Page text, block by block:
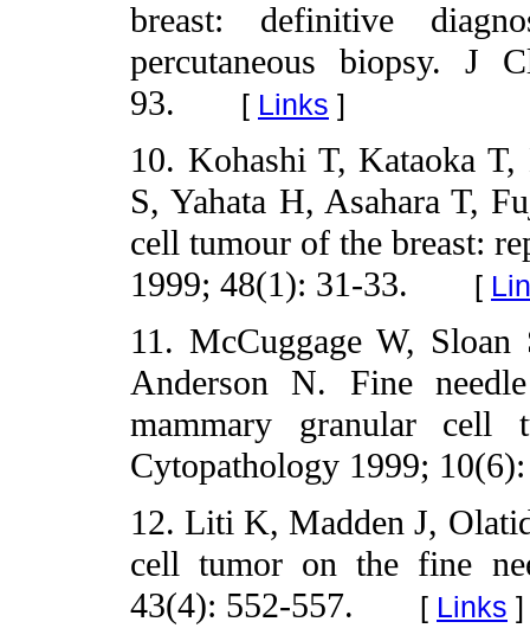
breast: definitive
percutaneous biopsy. J
93. [ Links ]
10. Kohashi T, Kataoka
S, Yahata H, Asahara T,
cell tumour of the breast:
1999; 48(1): 31-33. [
11. McCuggage W,
Anderson N. Fine
mammary granular
Cytopathology 1999;
12. Liti K, Madden J,
cell tumor on the fine
43(4): 552-557. [ Links ]